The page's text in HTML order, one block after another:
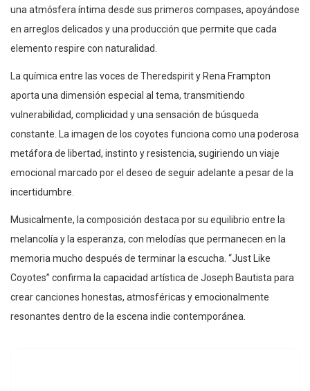
una atmósfera íntima desde sus primeros compases, apoyándose
en arreglos delicados y una producción que permite que cada
elemento respire con naturalidad.
La química entre las voces de Theredspirit y Rena Frampton
aporta una dimensión especial al tema, transmitiendo
vulnerabilidad, complicidad y una sensación de búsqueda
constante. La imagen de los coyotes funciona como una poderosa
metáfora de libertad, instinto y resistencia, sugiriendo un viaje
emocional marcado por el deseo de seguir adelante a pesar de la
incertidumbre.
Musicalmente, la composición destaca por su equilibrio entre la
melancolía y la esperanza, con melodías que permanecen en la
memoria mucho después de terminar la escucha. “Just Like
Coyotes” confirma la capacidad artística de Joseph Bautista para
crear canciones honestas, atmosféricas y emocionalmente
resonantes dentro de la escena indie contemporánea.